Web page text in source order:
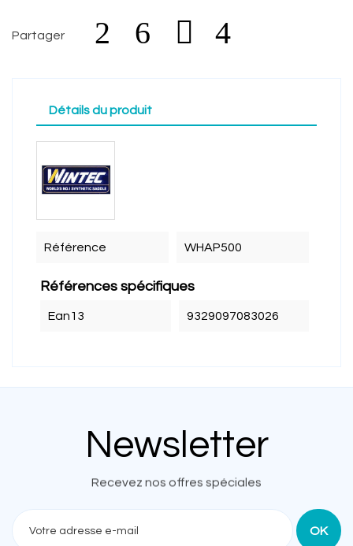
Partager
Détails du produit
Référence WHAP500
Références spécifiques
Ean13 9329097083026
Newsletter
Recevez nos offres spéciales